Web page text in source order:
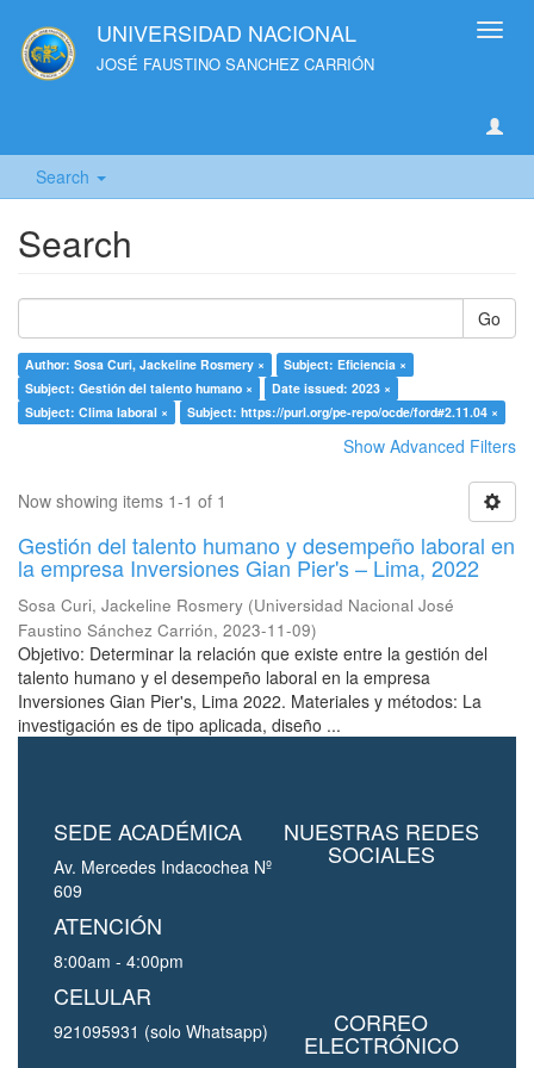
UNIVERSIDAD NACIONAL
JOSÉ FAUSTINO SANCHEZ CARRIÓN
Search
Search
Go
Author: Sosa Curi, Jackeline Rosmery ×
Subject: Eficiencia ×
Subject: Gestión del talento humano ×
Date issued: 2023 ×
Subject: Clima laboral ×
Subject: https://purl.org/pe-repo/ocde/ford#2.11.04 ×
Show Advanced Filters
Now showing items 1-1 of 1
Gestión del talento humano y desempeño laboral en
la empresa Inversiones Gian Pier's – Lima, 2022
Sosa Curi, Jackeline Rosmery (Universidad Nacional José
Faustino Sánchez Carrión, 2023-11-09)
Objetivo: Determinar la relación que existe entre la gestión del
talento humano y el desempeño laboral en la empresa
Inversiones Gian Pier's, Lima 2022. Materiales y métodos: La
investigación es de tipo aplicada, diseño ...
SEDE ACADÉMICA
Av. Mercedes Indacochea Nº
609
ATENCIÓN
8:00am - 4:00pm
CELULAR
921095931 (solo Whatsapp)
NUESTRAS REDES
SOCIALES
CORREO
ELECTRÓNICO